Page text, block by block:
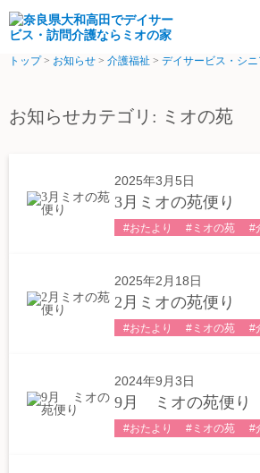
居宅介護支援
デイサービス・シニアサロン
デイサービス ミオの家
シニアサロン サロン・ド・ミオ
デイサービス ミオの苑
特定相談支援・障がい児相談支援
トップ> お知らせ > 介護福祉 > デイサービス・シ
お知らせカテゴリ: ミオの苑
2025年3月5日
3月ミオの苑便り
おたより ミオの苑
2025年2月18日
2月ミオの苑便り
おたより ミオの苑
2024年9月3日
9月 ミオの苑便り
おたより ミオの苑